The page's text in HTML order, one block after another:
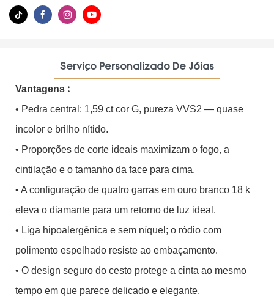
Serviço Personalizado De Jóias
Vantagens :
• Pedra central: 1,59 ct cor G, pureza VVS2 — quase
incolor e brilho nítido.
• Proporções de corte ideais maximizam o fogo, a
cintilação e o tamanho da face para cima.
• A configuração de quatro garras em ouro branco 18 k
eleva o diamante para um retorno de luz ideal.
• Liga hipoalergênica e sem níquel; o ródio com
polimento espelhado resiste ao embaçamento.
• O design seguro do cesto protege a cinta ao mesmo
tempo em que parece delicado e elegante.